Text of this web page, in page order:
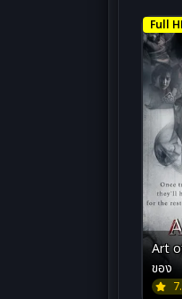
Full
Art
ของ